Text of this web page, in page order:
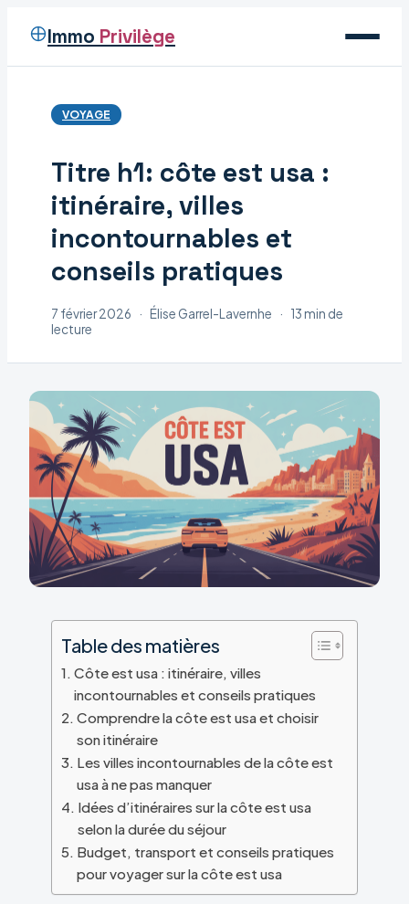
Immo Privilège
Voyage
Maison
Déco
VOYAGE
Titre h1: côte est usa :
itinéraire, villes
incontournables et
conseils pratiques
7 février 2026 · Élise Garrel-Lavernhe · 13 min de
lecture
Table des matières
Côte est usa : itinéraire, villes
incontournables et conseils pratiques
Comprendre la côte est usa et choisir
son itinéraire
Les villes incontournables de la côte est
usa à ne pas manquer
Idées d’itinéraires sur la côte est usa
selon la durée du séjour
Budget, transport et conseils pratiques
pour voyager sur la côte est usa